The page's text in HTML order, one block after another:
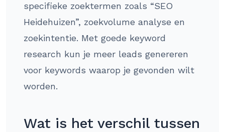
specifieke zoektermen zoals “SEO
Heidehuizen”, zoekvolume analyse en
zoekintentie. Met goede keyword
research kun je meer leads genereren
voor keywords waarop je gevonden wilt
worden.
Wat is het verschil tussen